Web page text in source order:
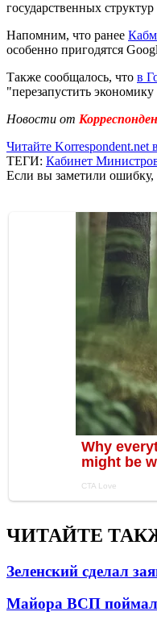
государственных
Напомним, что ранее
особенно пригодятся
Также сообщалось, что в
"перезапустить
Новости от
Читайте Korrespondent.net
ТЕГИ: Кабинет
Если вы заметили
ЧИТАЙТЕ
Зеленский сделал
Майора ВСП